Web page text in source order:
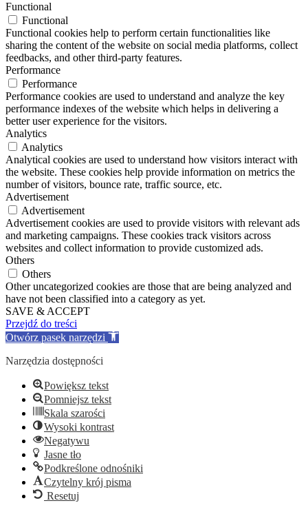
Functional
Functional
Functional cookies help to perform certain functionalities like
sharing the content of the website on social media platforms, collect
feedbacks, and other third-party features.
Performance
Performance
Performance cookies are used to understand and analyze the key
performance indexes of the website which helps in delivering a
better user experience for the visitors.
Analytics
Analytics
Analytical cookies are used to understand how visitors interact with
the website. These cookies help provide information on metrics the
number of visitors, bounce rate, traffic source, etc.
Advertisement
Advertisement
Advertisement cookies are used to provide visitors with relevant ads
and marketing campaigns. These cookies track visitors across
websites and collect information to provide customized ads.
Others
Others
Other uncategorized cookies are those that are being analyzed and
have not been classified into a category as yet.
SAVE & ACCEPT
Przejdź do treści
Otwórz pasek narzędzi
Narzędzia dostępności
Powiększ tekst
Pomniejsz tekst
Skala szarości
Wysoki kontrast
Negatywu
Jasne tło
Podkreślone odnośniki
Czytelny krój pisma
Resetuj